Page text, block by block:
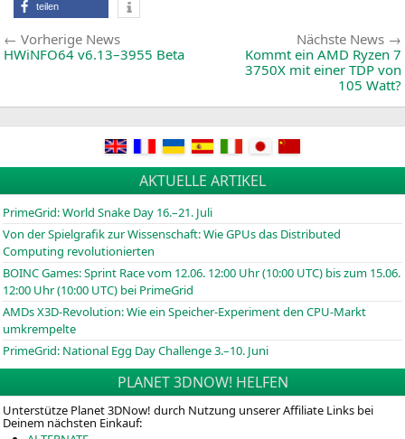
teilen
Beitragsnavigation
Vorherige NewsVorherige
News:
HWiNFO64 v6.13–3955 Beta
Nächste News
Kommt ein AMD Ryzen 7
3750X mit einer TDP von
105 Watt?
AKTUELLE ARTIKEL
PrimeGrid: World Snake Day 16.–21. Juli
Von der Spielgrafik zur Wissenschaft: Wie GPUs das Distributed
Computing revolutionierten
BOINCGames: Sprint Race vom 12.06. 12:00 Uhr (10:00 UTC) bis zum 15.06.
12:00 Uhr (10:00 UTC) bei PrimeGrid
AMDs X3D-Revolution: Wie ein Speicher-Experiment den CPU-Markt
umkrempelte
PrimeGrid: National Egg Day Challenge 3.–10. Juni
PLANET 3DNOW! HELFEN
Unterstütze Planet 3DNow! durch Nutzung unserer Affiliate Links bei
Deinem nächsten Einkauf: